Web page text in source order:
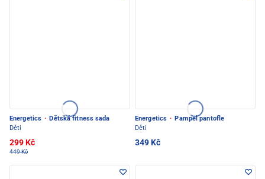
Energetics · Dětská fitness sada
Děti
299 Kč
449 Kč
Energetics · Pampel pantofle
Děti
349 Kč